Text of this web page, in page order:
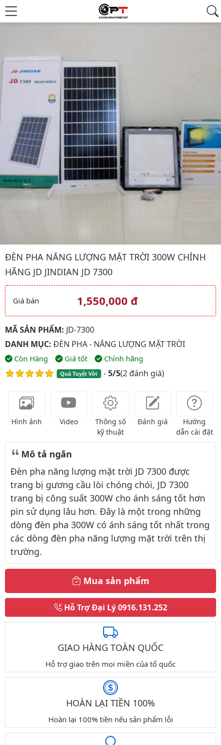
Hình ảnh đại diện của sản phẩm Đèn pha năng lượng mặt trời
ĐÈN PHA NĂNG LƯỢNG MẶT TRỜI 300W CHÍNH
HÃNG JD JINDIAN JD 7300
Giá và khuyến mãi
Giá bán 1,550,000 đ
MÃ SẢN PHẨM: JD-7300
DANH MỤC: ĐÈN PHA - NĂNG LƯỢNG MẶT TRỜI
Còn Hàng Giá tốt Chính hãng
Quá Tuyệt Vời -5/5(2 đánh giá)
Hình ảnh Video
Thông số
kỹ thuật
Đánh giá
Hướng
dẫn cài đặt
Mô tả ngắn
Đèn pha năng lượng mặt trời JD 7300 được
trang bị gương cầu lòi chóng chói, JD 7300
trang bị công suất 300W cho ánh sáng tốt hơn
pin sử dụng lâu hơn. Đây là một trong những
dòng đèn pha 300W có ánh sáng tốt nhất trong
các dòng đèn pha năng lượng mặt trời trên thị
trường.
Mua sản phẩm
Hỗ Trợ Đại Lý0916.131.252
GIAO HÀNG TOÀN QUỐC
Hỗ trợ giao trên mọi miền của tổ quốc
HOÀN LẠI TIỀN 100%
Hoàn lại 100% tiền nếu sản phẩm lỗi